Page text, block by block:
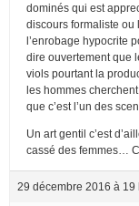
dominés qui est
discours formaliste ou
l’enrobage hypocrite
dire ouvertement que
viols pourtant la
les hommes
que c’est l’un des
Un art gentil c’est
cassé des femmes…
29 décembre 2016 à 19